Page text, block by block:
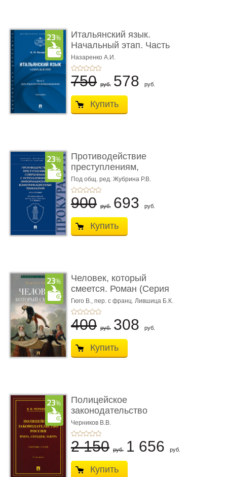
Итальянский язык.
Начальный этап. Часть
2. Учеб� ...
Назаренко А.И.
750 руб. 578 руб.
Купить
Противодействие
преступлениям,
совершаемым с ...
Под общ. ред. Жубрина Р.В.
900 руб. 693 руб.
Купить
Человек, который
смеется. Роман (Серия
«Роман с ...
Гюго В., пер. с франц. Лившица Б.К.
400 руб. 308 руб.
Купить
Полицейское
законодательство
России: вчера, с� ...
Черников В.В.
2 150 руб. 1 656 руб.
Купить